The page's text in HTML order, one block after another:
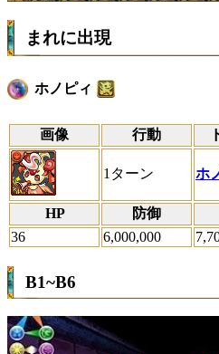
まれに出現
ホノピィ
画像 行動
1ターン ホ
HP 防御
36
6,000,000
B1~B6